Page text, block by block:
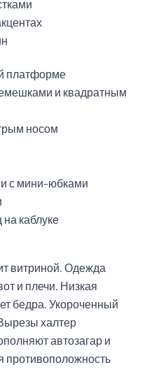
платформе
и квадратным
носом
с мини-юбками
каблуке
витриной. Одежда
и плечи. Низкая
бедра. Укороченный
халтер
автозагар и
противоположность